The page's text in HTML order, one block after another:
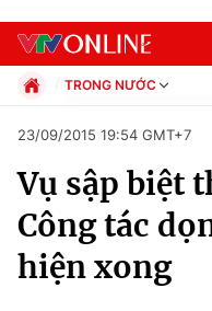
Chuyên mục
Chính trị
TRONG NƯỚC
Xã hội
Pháp luật
Kinh tế
Thể thao
Truyền hình
Văn hóa - Giải trí
23/09/2015 19:54 GMT+7
Vụ sập biệt
Công tác
hiện xong